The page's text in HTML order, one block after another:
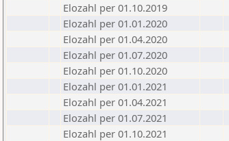
Elozahl per 01.10.2019
Elozahl per 01.01.2020
Elozahl per 01.04.2020
Elozahl per 01.07.2020
Elozahl per 01.10.2020
Elozahl per 01.01.2021
Elozahl per 01.04.2021
Elozahl per 01.07.2021
Elozahl per 01.10.2021